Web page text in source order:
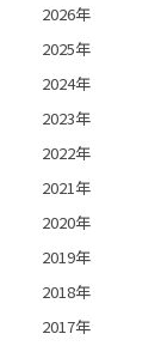
2026年
2025年
2024年
2023年
2022年
2021年
2020年
2019年
2018年
2017年